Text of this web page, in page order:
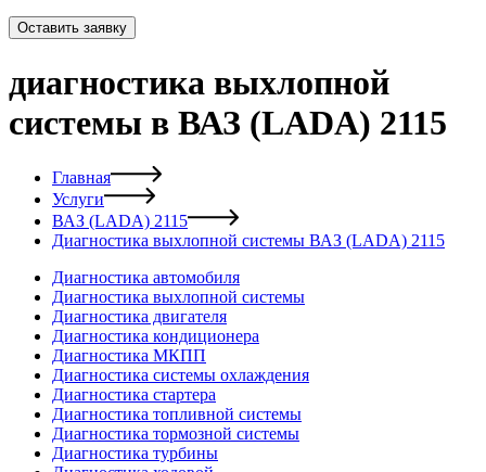
Оставить заявку
диагностика выхлопной
системы в ВАЗ (LADA) 2115
Главная
Услуги
ВАЗ (LADA) 2115
Диагностика выхлопной системы ВАЗ (LADA) 2115
Диагностика автомобиля
Диагностика выхлопной системы
Диагностика двигателя
Диагностика кондиционера
Диагностика МКПП
Диагностика системы охлаждения
Диагностика стартера
Диагностика топливной системы
Диагностика тормозной системы
Диагностика турбины